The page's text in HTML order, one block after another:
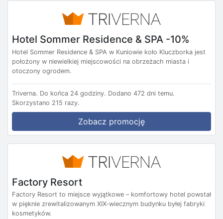
Hotel Sommer Residence & SPA -10%
Hotel Sommer Residence & SPA w Kuniowie koło Kluczborka jest
położony w niewielkiej miejscowości na obrzeżach miasta i
otoczony ogrodem.
Triverna. Do końca 24 godziny. Dodano 472 dni temu.
Skorzystano 215 razy.
Zobacz promocję
Factory Resort
Factory Resort to miejsce wyjątkowe – komfortowy hotel powstał
w pięknie zrewitalizowanym XIX-wiecznym budynku byłej fabryki
kosmetyków.